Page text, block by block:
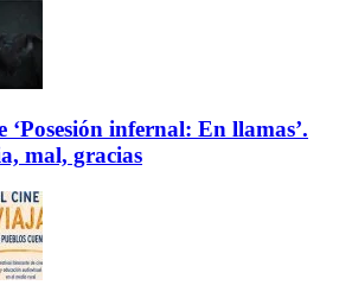
‘Posesión infernal: En llamas’.
mal, gracias